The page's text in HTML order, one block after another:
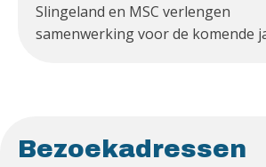
Slingeland en MSC verlengen
samenwerking voor de komende
Bezoekadressen